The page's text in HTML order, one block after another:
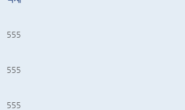
555
555
555